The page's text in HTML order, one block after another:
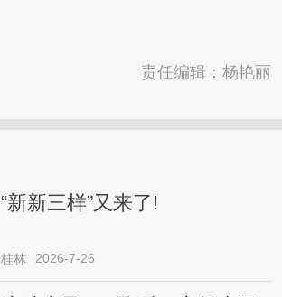
责任编辑：杨艳丽
“新新三样”又来了!
桂林 2026-7-26